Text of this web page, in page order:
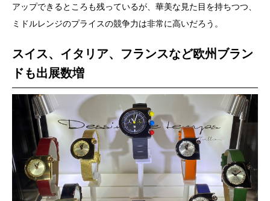
アップできるところも残っているが、華美な見た目を持ちつつ、
ミドルレンジのプライスの競争力は非常に高いだろう。
スイス、イタリア、フランスなど欧州ブラン
ドも出展数増